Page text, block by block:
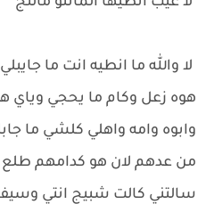
لا والله ما انطيه انت ما
هوه زعل وكام ما يحجي وياي
وابوه وامه واهلي كلشي ما
من عدهم لان هو كدامهم
سالتني كالت شبيج انتي